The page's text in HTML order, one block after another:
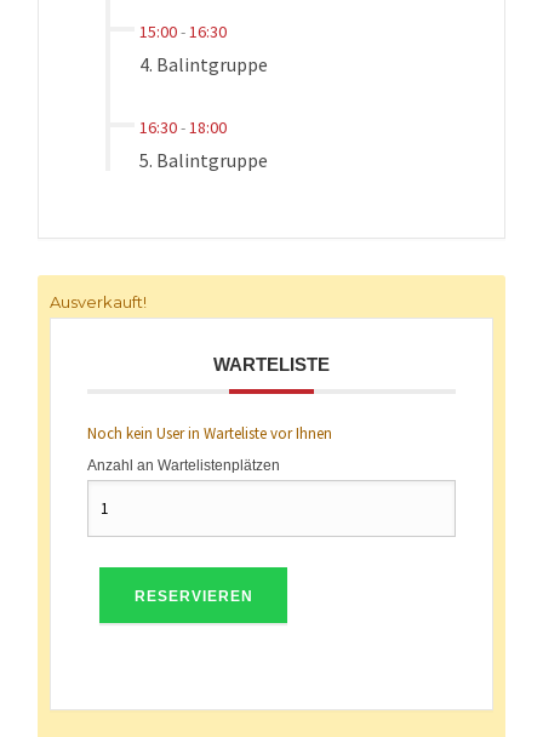
15:00-16:30
4. Balintgruppe
16:30-18:00
5. Balintgruppe
Ausverkauft!
WARTELISTE
Noch kein User in Warteliste vor Ihnen
Anzahl an Wartelistenplätzen
RESERVIEREN